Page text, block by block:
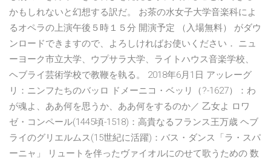
かもしれないと幻想する訳だ。 お茶の水女子大学音楽科によ
るオペラの上演午後５時１５分 開演予定 （入場無料） がダウ
ンロードできますので、よろしければお使いください． ニュ
ーヨーク市立大学、ウプサラ大学、ライトハウス音楽学校、
ヘブライ芸術学校で教鞭を執る。 2018年6月1日 アッレーグ
リ：ニンフたちのバッロ ドメーニコ・ベッリ（?-1627）：わ
が魂よ、ああ何を思うか、ああ何をするのか／ 乙女よ ロワ
ゼ・コンペール(1445頃-1518)：高貴なるフランス王万歳 ヘブ
ライのグリエルムス(15世紀に活躍)：バス・ダンス「ラ・スパ
ーニャ」 リュートを伴ったヴァイオルにのせて歌うための 数